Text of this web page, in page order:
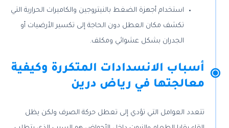
استخدام أجهزة الضغط بالنيتروجين والكاميرات الحرارية التي
تكشف مكان العطل دون الحاجة إلى تكسير الأرضيات أو
الجدران بشكل عشوائي ومكلف.
أسباب الانسدادات المتكررة وكيفية
معالجتها في رياض درين
تتعدد العوامل التي تؤدي إلى تعطل حركة الصرف ولكن يظل